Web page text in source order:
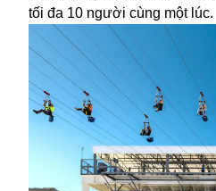
tối đa 10 người cùng một lúc.